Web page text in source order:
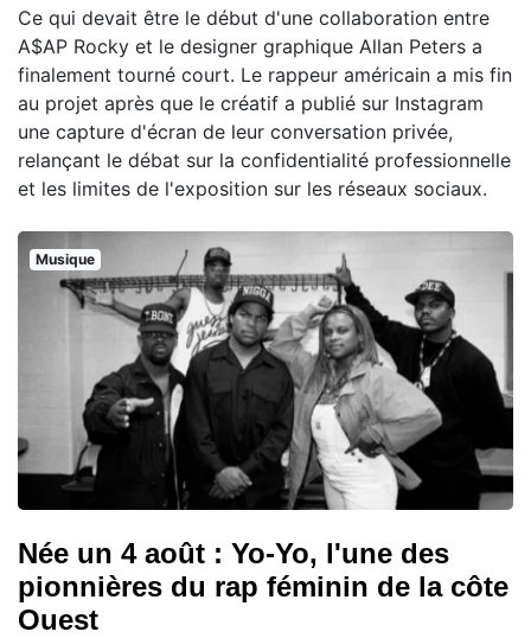
Ce qui devait être le début d'une collaboration entre
A$AP Rocky et le designer graphique Allan Peters a
finalement tourné court. Le rappeur américain a mis fin
au projet après que le créatif a publié sur Instagram
une capture d'écran de leur conversation privée,
relançant le débat sur la confidentialité professionnelle
et les limites de l'exposition sur les réseaux sociaux.
Musique
Née un 4 août : Yo-Yo, l'une des
pionnières du rap féminin de la côte
Ouest